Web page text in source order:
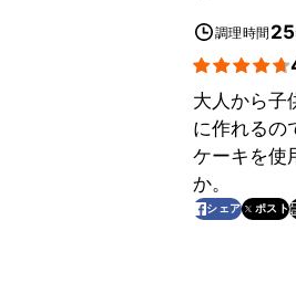
調理時間
大人から子
に作れるの
ケーキを使
か。
シェア ポスト